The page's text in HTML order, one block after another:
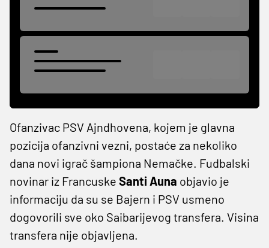
Ofanzivac PSV Ajndhovena, kojem je glavna
pozicija ofanzivni vezni, postaće za nekoliko
dana novi igrač šampiona Nemačke. Fudbalski
novinar iz Francuske Santi Auna objavio je
informaciju da su se Bajern i PSV usmeno
dogovorili sve oko Saibarijevog transfera. Visina
transfera nije objavljena.